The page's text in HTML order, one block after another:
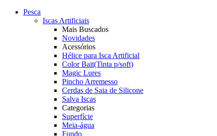
Pesca
Iscas Artificiais
Mais Buscados
Novidades
Acessórios
Hélice para Isca Artificial
Color Bait(Tinta p/soft)
Magic Lures
Pincho Arremesso
Cerdas de Saia de Silicone
Salva Iscas
Categorias
Superfície
Meia-água
Fundo